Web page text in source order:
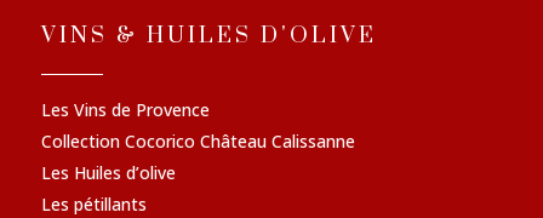
VINS & HUILES D'OLIVE
Les Vins de Provence
Collection Cocorico Château Calissanne
Les Huiles d’olive
Les pétillants